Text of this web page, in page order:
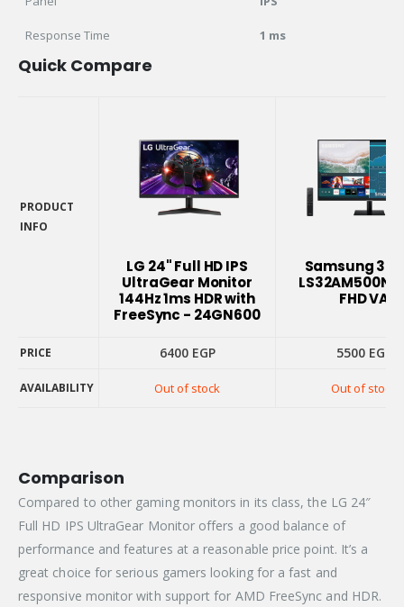
Response Time 1 ms
Quick Compare
PRODUCT
INFO
LG 24" Full HD IPS
UltraGear Monitor
144Hz 1ms HDR with
FreeSync - 24GN600
Samsung 32"
FHD VA
PRICE 6400 EGP 5500 EGP
AVAILABILITY Out of stock Out of stock
PRICE
Comparison
Compared to other gaming monitors in its class, the LG 24″
Full HD IPS UltraGear Monitor offers a good balance of
performance and features at a reasonable price point. It’s a
great choice for serious gamers looking for a fast and
responsive monitor with support for AMD FreeSync and HDR.